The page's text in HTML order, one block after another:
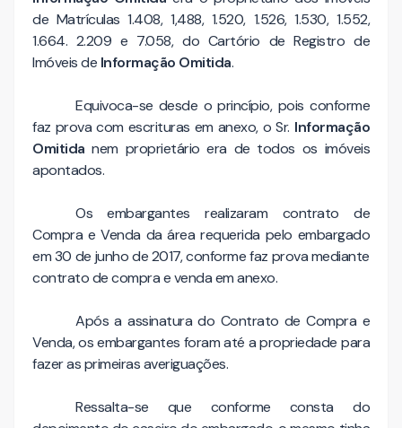
de Matrículas 1.408, 1,488, 1.520, 1.526, 1.530, 1.552,
1.664. 2.209 e 7.058, do Cartório de Registro de
Imóveis de Informação Omitida.
Equivoca-se desde o princípio, pois conforme
faz prova com escrituras em anexo, o Sr. Informação
Omitida nem proprietário era de todos os imóveis
apontados.
Os embargantes realizaram contrato de
Compra e Venda da área requerida pelo embargado
em 30 de junho de 2017, conforme faz prova mediante
contrato de compra e venda em anexo.
Após a assinatura do Contrato de Compra e
Venda, os embargantes foram até a propriedade para
fazer as primeiras averiguações.
Ressalta-se que conforme consta do